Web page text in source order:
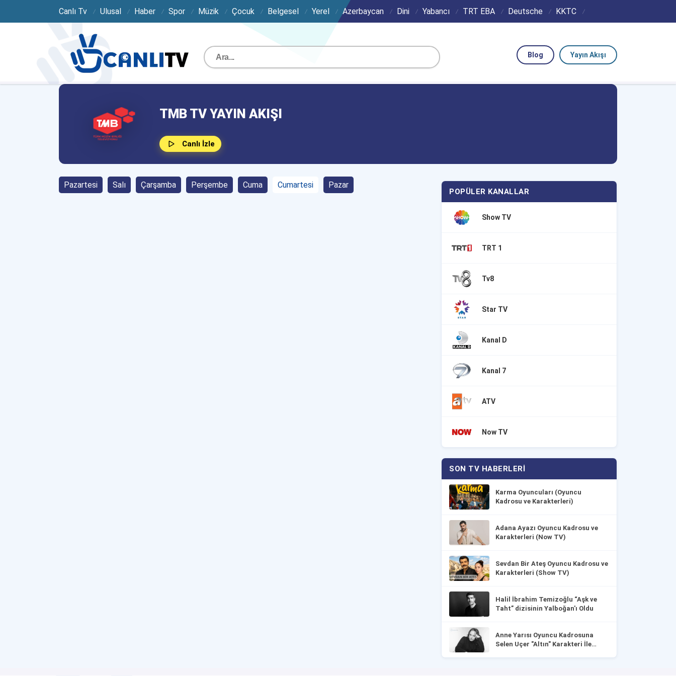
Canlı Tv Ulusal Haber Spor Müzik Çocuk Belgesel Yerel Azerbaycan Dini Yabancı TRT EBA Deutsche KKTC
Yayın Akışı
Blog
TMB TV YAYIN AKIŞI
Canlı İzle
Pazartesi Salı Çarşamba Perşembe Cuma Cumartesi Pazar
POPÜLER KANALLAR
Show TV
TRT 1
Tv8
Star TV
Kanal D
Kanal 7
ATV
Now TV
SON TV HABERLERI
Karma Oyuncuları (Oyuncu
Kadrosu ve Karakterleri)
Adana Ayazı Oyuncu Kadrosu ve
Karakterleri (Now TV)
Sevdan Bir Ateş Oyuncu Kadrosu ve
Karakterleri (Show TV)
Halil İbrahim Temizoğlu “Aşk ve
Taht” dizisinin Yalboğan'ı Oldu
Anne Yarısı Oyuncu Kadrosuna
Selen Uçer "Altın" Karakteri İle